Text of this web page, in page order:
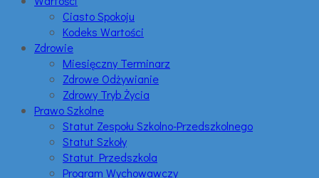
Ciasto Spokoju
Kodeks Wartości
Zdrowie
Miesięczny Terminarz
Zdrowe Odżywianie
Zdrowy Tryb Życia
Prawo Szkolne
Statut Zespołu Szkolno-Przedszkolnego
Statut Szkoły
Statut Przedszkola
Program Wychowawczy